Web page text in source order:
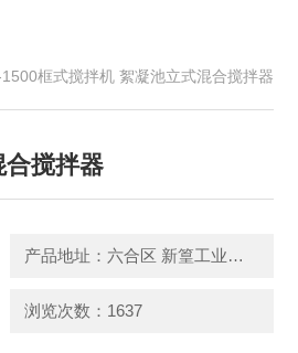
框式搅拌机 絮凝池立式混合搅拌器
搅拌器
产品地址：六合区 新篁工业园园区中路3号
浏览次数：1637